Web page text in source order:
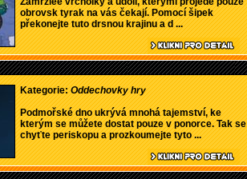
obrovsk tyrak na vás čekají. Pomocí šipek
překonejte tuto drsnou krajinu a d ...
Kategorie:Oddechovky hry
Podmořské dno ukrývá mnohá tajemství, ke
kterým se můžete dostat pouze v ponorce. Tak se
chyťte periskopu a prozkoumejte tyto ...